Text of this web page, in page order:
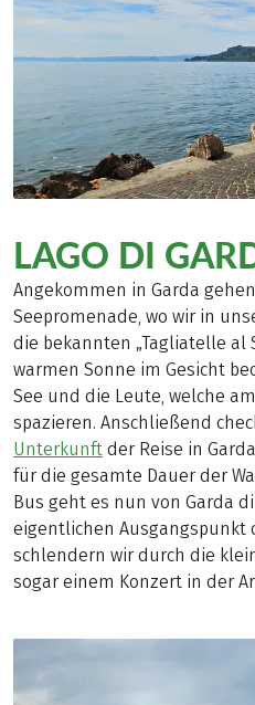
LAGO DI
Angekommen in Garda
Seepromenade, wo wir in
die bekannten „Tagliatelle al
warmen Sonne im Gesicht
See und die Leute, welche
spazieren. Anschließend
Unterkunft der Reise in
für die gesamte Dauer der
Bus geht es nun von Garda
eigentlichen Ausgangspunkt
schlendern wir durch die
sogar einem Konzert in der